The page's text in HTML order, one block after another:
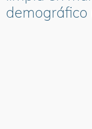
demográfico